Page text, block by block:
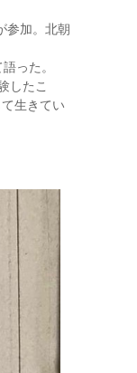
参加。北朝
った。
したこ
生きてい